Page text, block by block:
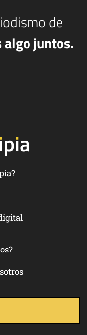
de
algo juntos.